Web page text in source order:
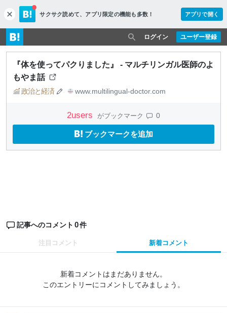
c
l
o
s
e
サクサク読めて、 アプリ限定の機能も多数！ アプリで開く
ユーザー登録
ログイン
『体を使ってパクりました』 - マルチリンガル医師のよ
もやま話
政治と経済 www.multilingual-doctor.com
2users がブックマーク 0
ブックマークを追加
記事へのコメント 0件
注目コメント 新着コメント
新着コメントはまだありません。
このエントリーにコメントしてみましょう。